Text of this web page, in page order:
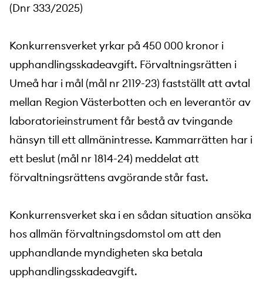
(Dnr 333/2025)
Konkurrensverket yrkar på 450 000 kronor i
upphandlingsskadeavgift. Förvaltningsrätten i
Umeå har i mål (mål nr 2119-23) fastställt att avtal
mellan Region Västerbotten och en leverantör av
laboratorieinstrument får bestå av tvingande
hänsyn till ett allmänintresse. Kammarrätten har i
ett beslut (mål nr 1814-24) meddelat att
förvaltningsrättens avgörande står fast.
Konkurrensverket ska i en sådan situation ansöka
hos allmän förvaltningsdomstol om att den
upphandlande myndigheten ska betala
upphandlingsskadeavgift.